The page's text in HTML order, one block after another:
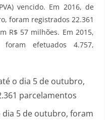
vencido. Em 2016, de
foram registrados 22.361
R$ 57 milhões. Em 2015,
efetuados 4.757,
dia 5 de outubro, foram